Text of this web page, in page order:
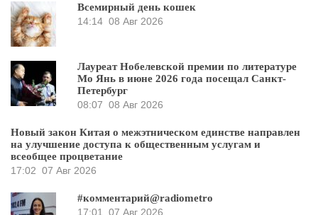
Всемирный день кошек
14:14 08 Авг 2026
Лауреат Нобелевской премии по литературе
Мо Янь в июне 2026 года посещал Санкт-
Петербург
08:07 08 Авг 2026
Новый закон Китая о межэтническом единстве направлен
на улучшение доступа к общественным услугам и
всеобщее процветание
17:02 07 Авг 2026
#комментарий@radiometro
17:01
07 Авг 2026